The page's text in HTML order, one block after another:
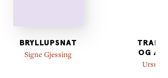
BRYLLUPSNAT
Signe Gjessing
OG
Ursula